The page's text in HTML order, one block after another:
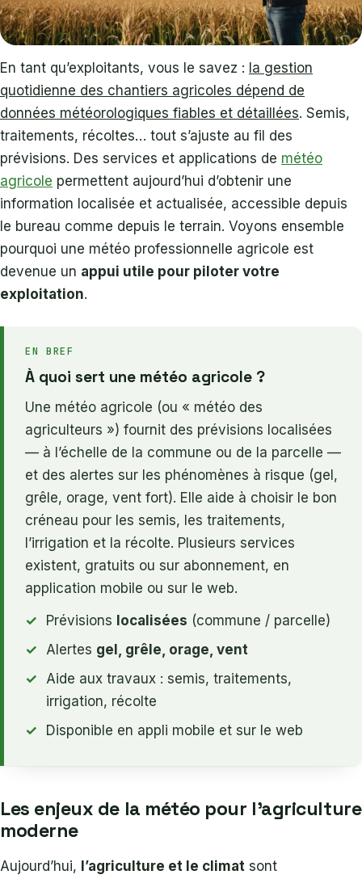
En tant qu’exploitants, vous le savez : la gestion
quotidienne des chantiers agricoles dépend de
données météorologiques fiables et détaillées. Semis,
traitements, récoltes… tout s’ajuste au fil des
prévisions. Des services et applications de météo
agricole permettent aujourd’hui d’obtenir une
information localisée et actualisée, accessible depuis
le bureau comme depuis le terrain. Voyons ensemble
pourquoi une météo professionnelle agricole est
devenue un appui utile pour piloter votre
exploitation.
EN BREF
À quoi sert une météo agricole ?
Une météo agricole (ou « météo des
agriculteurs ») fournit des prévisions localisées
— à l’échelle de la commune ou de la parcelle —
et des alertes sur les phénomènes à risque (gel,
grêle, orage, vent fort). Elle aide à choisir le bon
créneau pour les semis, les traitements,
l’irrigation et la récolte. Plusieurs services
existent, gratuits ou sur abonnement, en
application mobile ou sur le web.
Prévisions localisées (commune / parcelle)
Alertes gel, grêle, orage, vent
Aide aux travaux : semis, traitements,
irrigation, récolte
Disponible en appli mobile et sur le web
Les enjeux de la météo pour l’agriculture
moderne
Aujourd’hui, l’agriculture et le climat sont